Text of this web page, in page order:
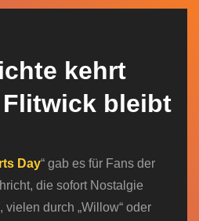
kehrt
Flitwick bleibt
Day“ gab es für Fans der
die sofort Nostalgie
durch „Willow“ oder